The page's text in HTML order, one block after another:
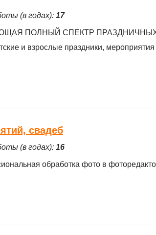
(в годах): 17
ПОЛНЫЙ СПЕКТР ПРАЗДНИЧНЫХ
и взрослые праздники, мероприятия
свадеб
(в годах): 16
обработка фото в